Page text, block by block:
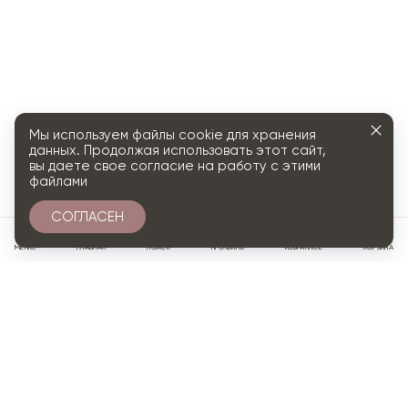
МЕНЮ ГЛАВНАЯ ПОИСК ПРОФИЛЬ ИЗБРАННОЕ КОРЗИНА
Мы используем файлы cookie для хранения
данных. Продолжая использовать этот сайт,
вы даете свое согласие на работу с этими
файлами
СОГЛАСЕН